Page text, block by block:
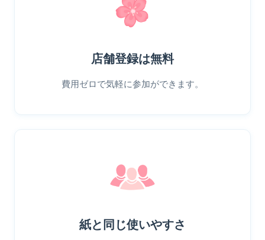
店舗登録は無料
費用ゼロで気軽に参加ができます。
紙と同じ使いやすさ